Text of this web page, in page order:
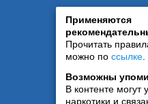
Применяются
Прочитать
можно по ссылке
Возможны
В контенте могут
наркотики и